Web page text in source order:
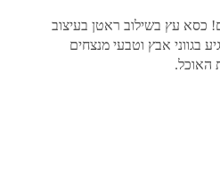
כסא עץ בשילוב ראטן בעיצוב
בגווני אבץ וטבעי מנצחים
האוכל.